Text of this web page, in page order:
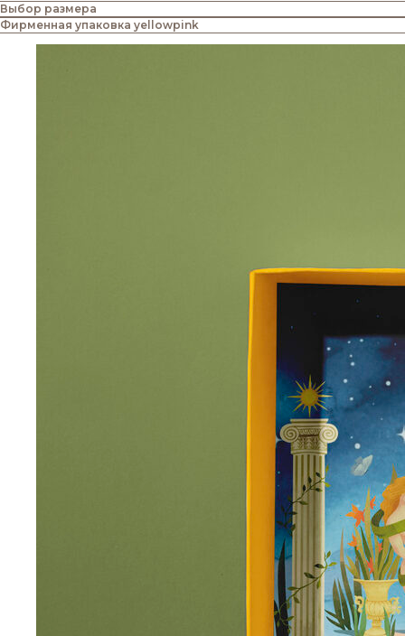
Выбор размера
Фирменная упаковка yellowpink